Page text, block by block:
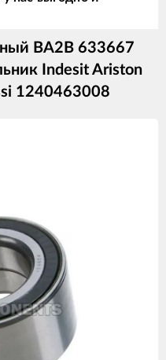
BA2B 633667
Indesit Ariston
1240463008